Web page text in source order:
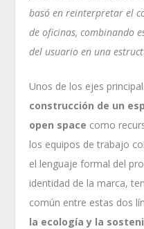
basó en reinterpretar el
de oficinas, combinando
del usuario en una
Unos de los ejes
construcción de un
open space como
los equipos de trabajo
el lenguaje formal del
identidad de la marca,
común entre estas dos
la ecología y la